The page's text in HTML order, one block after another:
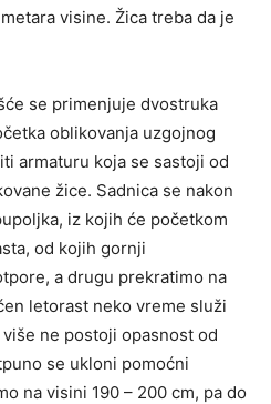
visine. Žica treba da je
se primenjuje dvostruka
oblikovanja uzgojnog
armaturu koja se sastoji od
žice. Sadnica se nakon
iz kojih će po­četkom
od kojih gornji
a drugu prekratimo na
letorast neko vreme služi
ne postoji opasnost od
se ukloni pomoćni
na visini 190 – 200 cm, pa do